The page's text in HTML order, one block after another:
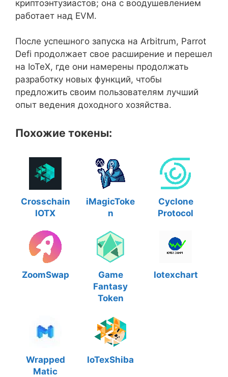
криптоэнтузиастов; она с воодушевлением
работает над EVM.
После успешного запуска на Arbitrum, Parrot
Defi продолжает свое расширение и перешел
на IoTeX, где они намерены продолжать
разработку новых функций, чтобы
предложить своим пользователям лучший
опыт ведения доходного хозяйства.
Похожие токены:
Crosschain
IOTX
iMagicToke
n
Cyclone
Protocol
ZoomSwap
Game
Fantasy
Token
Iotexchart
Wrapped
Matic
IoTexShiba